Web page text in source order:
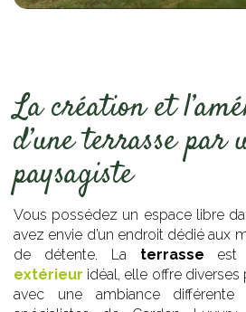
La création et
d’une terrasse par
paysagiste
Vous possédez un espace libre
avez envie d’un endroit dédié aux
de détente. La terrasse est
extérieur idéal, elle offre diverses
avec une ambiance différente